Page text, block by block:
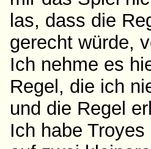
las, dass die
gerecht würde,
Ich nehme es
Regel, die ich
und die Regel
Ich habe